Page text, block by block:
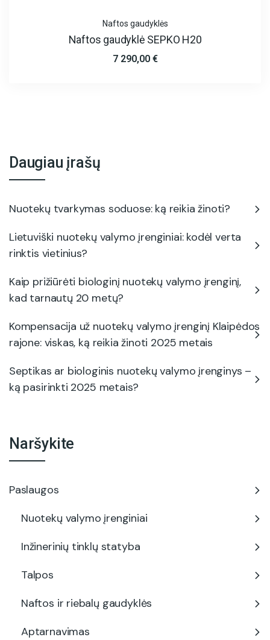
Naftos gaudyklės
Naftos gaudyklė SEPKO H20
7 290,00 €
Daugiau įrašų
Nuotekų tvarkymas soduose: ką reikia žinoti?
Lietuviški nuotekų valymo įrenginiai: kodėl verta
rinktis vietinius?
Kaip prižiūrėti biologinį nuotekų valymo įrenginį,
kad tarnautų 20 metų?
Kompensacija už nuotekų valymo įrenginį Klaipėdos
rajone: viskas, ką reikia žinoti 2025 metais
Septikas ar biologinis nuotekų valymo įrenginys –
ką pasirinkti 2025 metais?
Naršykite
Paslaugos
Nuotekų valymo įrenginiai
Inžinerinių tinklų statyba
Talpos
Naftos ir riebalų gaudyklės
Aptarnavimas